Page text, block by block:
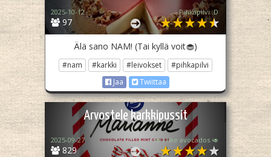
97
2025-10-12 Pihkapilvi :D
Älä sano NAM! (Tai kyllä voit🧁)
#nam #karkki #leivokset
#pihkapilvi
Jaa
Twiittaa
Arvostele karkkipussit
829
2025-09-27 🥑 I like avocados 🥑